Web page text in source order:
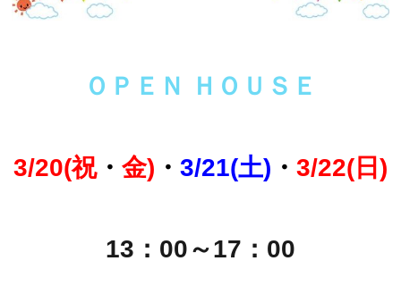
ＯＰＥＮ ＨＯＵＳＥ
3/20(祝・ 金) ・ 3/21(土) ・ 3/22(日)
13：00～17：00